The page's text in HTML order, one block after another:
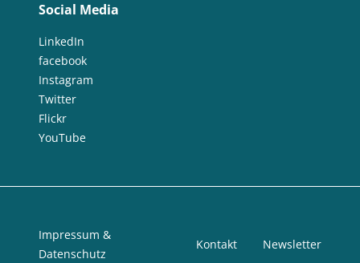
Social Media
LinkedIn
facebook
Instagram
Twitter
Flickr
YouTube
Impressum &
Datenschutz
Kontakt Newsletter